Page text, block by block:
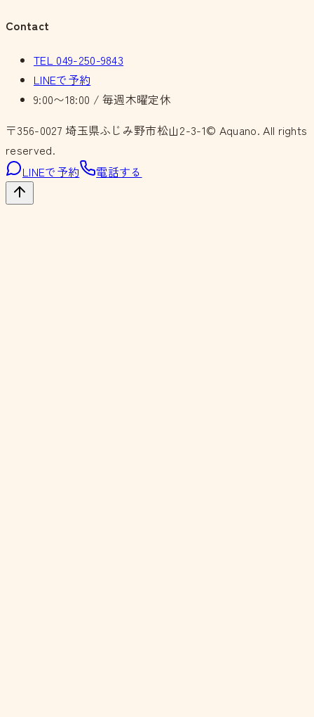
Contact
TEL 049-250-9843
LINEで予約
9:00〜18:00 / 毎週木曜定休
〒356-0027 埼玉県ふじみ野市松山2-3-1© Aquano. All rights
reserved.
LINEで予約
電話する